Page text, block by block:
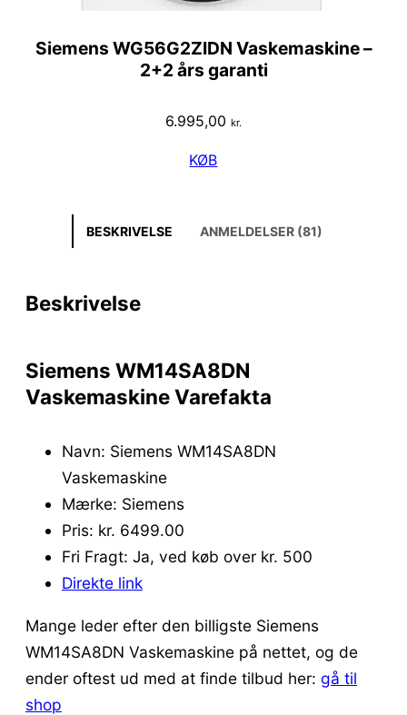
Siemens WG56G2ZIDN Vaskemaskine –
2+2 års garanti
6.995,00 kr.
KØB
BESKRIVELSE ANMELDELSER (81)
Beskrivelse
Siemens WM14SA8DN
Vaskemaskine Varefakta
Navn: Siemens WM14SA8DN
Vaskemaskine
Mærke: Siemens
Pris: kr. 6499.00
Fri Fragt: Ja, ved køb over kr. 500
Direkte link
Mange leder efter den billigste Siemens
WM14SA8DN Vaskemaskine på nettet, og de
ender oftest ud med at finde tilbud her: gå til
shop